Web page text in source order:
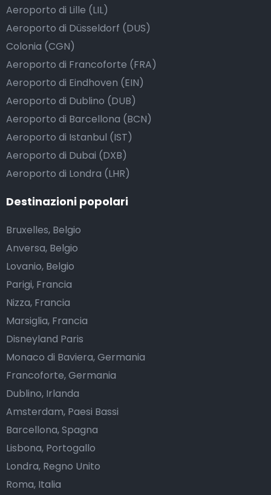
Aeroporto di Lille (LIL)
Aeroporto di Düsseldorf (DUS)
Colonia (CGN)
Aeroporto di Francoforte (FRA)
Aeroporto di Eindhoven (EIN)
Aeroporto di Dublino (DUB)
Aeroporto di Barcellona (BCN)
Aeroporto di Istanbul (IST)
Aeroporto di Dubai (DXB)
Aeroporto di Londra (LHR)
Destinazioni popolari
Bruxelles, Belgio
Anversa, Belgio
Lovanio, Belgio
Parigi, Francia
Nizza, Francia
Marsiglia, Francia
Disneyland Paris
Monaco di Baviera, Germania
Francoforte, Germania
Dublino, Irlanda
Amsterdam, Paesi Bassi
Barcellona, Spagna
Lisbona, Portogallo
Londra, Regno Unito
Roma, Italia